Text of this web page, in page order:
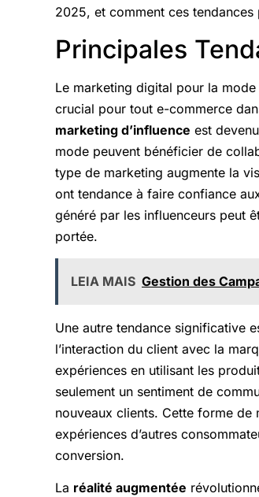
2025, et comment ces
Principales
Le marketing digital pour la
crucial pour tout e-commerce
marketing d’influence est
mode peuvent bénéficier de
type de marketing augmente la
ont tendance à faire confiance
généré par les influenceurs peut
portée.
LEIA MAIS Gestion des
Une autre tendance significative
l’interaction du client avec la
expériences en utilisant les
seulement un sentiment de
nouveaux clients. Cette forme
expériences d’autres
conversion.
La réalité augmentée